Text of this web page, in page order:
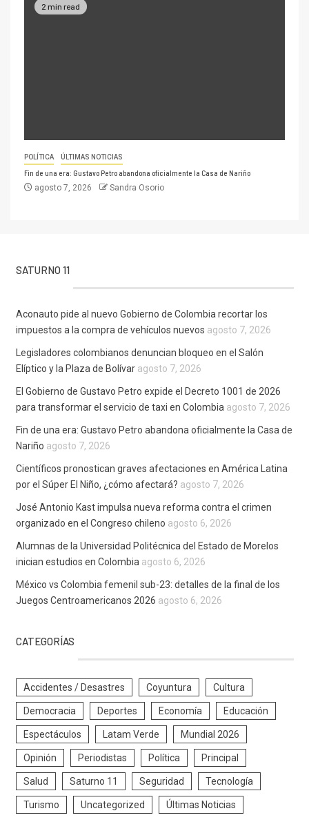
2 min read
POLÍTICA ÚLTIMAS NOTICIAS
Fin de una era: Gustavo Petro abandona oficialmente la Casa de Nariño
agosto 7, 2026 Sandra Osorio
SATURNO 11
Aconauto pide al nuevo Gobierno de Colombia recortar los
impuestos a la compra de vehículos nuevos agosto 7, 2026
Legisladores colombianos denuncian bloqueo en el Salón
Elíptico y la Plaza de Bolívar agosto 7, 2026
El Gobierno de Gustavo Petro expide el Decreto 1001 de 2026
para transformar el servicio de taxi en Colombia agosto 7, 2026
Fin de una era: Gustavo Petro abandona oficialmente la Casa de
Nariño agosto 7, 2026
Científicos pronostican graves afectaciones en América Latina
por el Súper El Niño, ¿cómo afectará? agosto 7, 2026
José Antonio Kast impulsa nueva reforma contra el crimen
organizado en el Congreso chileno agosto 6, 2026
Alumnas de la Universidad Politécnica del Estado de Morelos
inician estudios en Colombia agosto 6, 2026
México vs Colombia femenil sub-23: detalles de la final de los
Juegos Centroamericanos 2026 agosto 6, 2026
CATEGORÍAS
Accidentes / Desastres Coyuntura Cultura
Democracia Deportes Economía Educación
Espectáculos Latam Verde Mundial 2026
Opinión Periodistas Política Principal
Salud Saturno 11 Seguridad Tecnología
Turismo Uncategorized Últimas Noticias